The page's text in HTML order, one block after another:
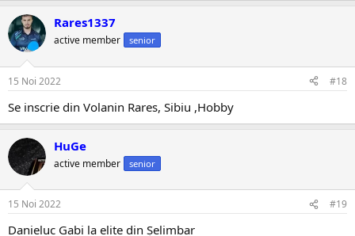
Rares1337
active member senior
15 Noi 2022 #18
Se inscrie din Volanin Rares, Sibiu ,Hobby
HuGe
active member senior
15 Noi 2022 #19
Danieluc Gabi la elite din Șelimbar